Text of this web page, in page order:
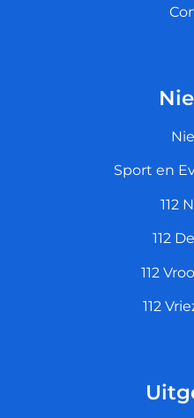
Sport en
112
112
112
112